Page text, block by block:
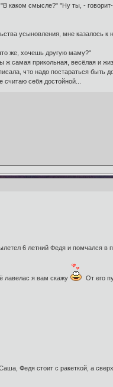
каком смысле?" "Ну ты, -
усыновления, мне
же, хочешь другую маму?"
самая прикольная, весёлая и
что надо постараться быть
себя достойной...
6 летний Федя и помчался в
лавелас я вам скажу От его
Федя стоит с ракеткой, а